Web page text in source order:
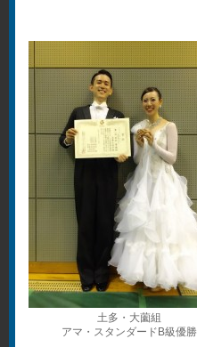
土多・大薗組
アマ・スタンダードB級優勝